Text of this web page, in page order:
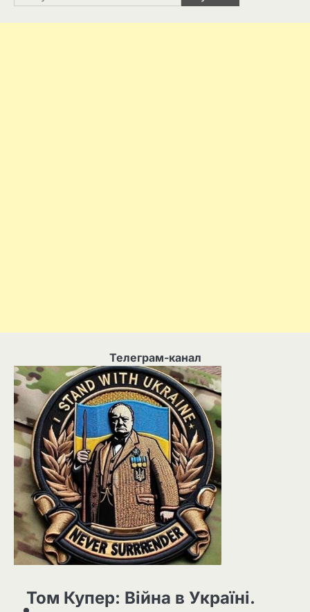
Телеграм-канал
Том Купер: Війна в Україні.